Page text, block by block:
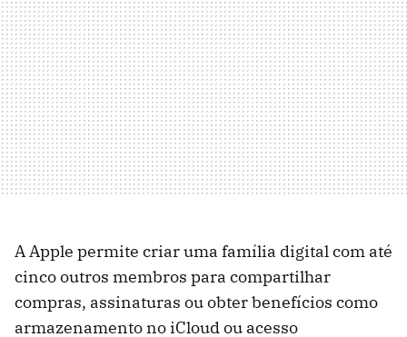
A Apple permite criar uma família digital com até
cinco outros membros para compartilhar
compras, assinaturas ou obter benefícios como
armazenamento no iCloud ou acesso